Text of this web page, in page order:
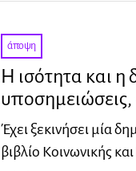
άποψη
Η ισότητα και η
υποσημειώσεις,
Έχει ξεκινήσει μία
βιβλίο Κοινωνικής